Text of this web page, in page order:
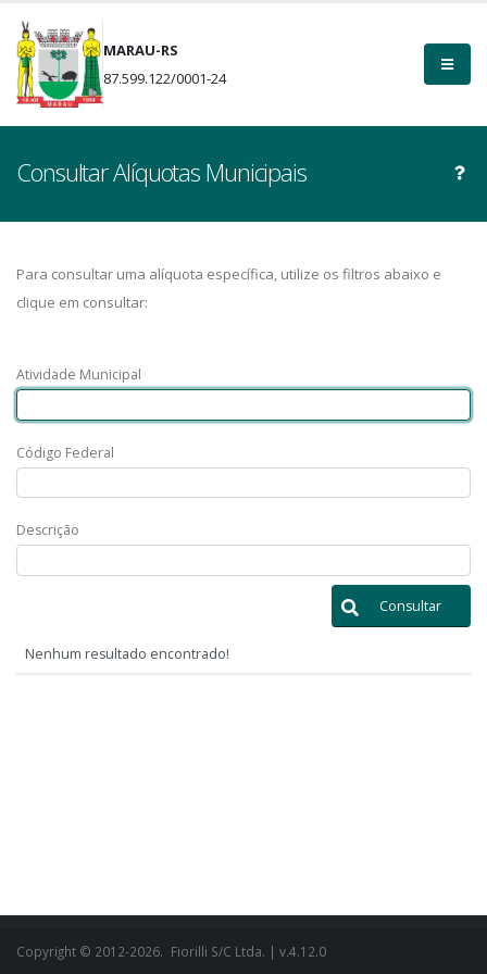
MARAU-RS
87.599.122/0001-24
Consultar Alíquotas Municipais
Para consultar uma alíquota específica, utilize os filtros abaixo e
clique em consultar:
Atividade Municipal
Código Federal
Descrição
Consultar
Nenhum resultado encontrado!
Copyright © 2012-2026. Fiorilli S/C Ltda. | v.4.12.0